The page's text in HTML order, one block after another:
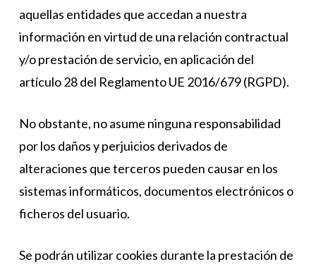
aquellas entidades que accedan a nuestra
información en virtud de una relación contractual
y/o prestación de servicio, en aplicación del
artículo 28 del Reglamento UE 2016/679 (RGPD).
No obstante, no asume ninguna responsabilidad
por los daños y perjuicios derivados de
alteraciones que terceros pueden causar en los
sistemas informáticos, documentos electrónicos o
ficheros del usuario.
Se podrán utilizar cookies durante la prestación de